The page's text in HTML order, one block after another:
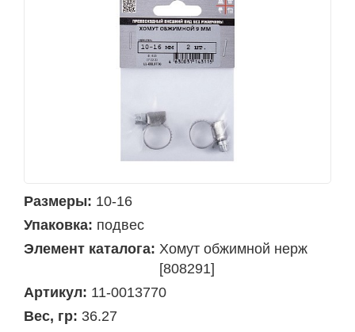
Размеры: 10-16
Упаковка: подвес
Элемент каталога: Хомут обжимной нерж
[808291]
Артикул: 11-0013770
Вес, гр: 36.27